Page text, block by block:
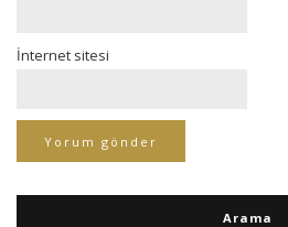
İnternet sitesi
Arama